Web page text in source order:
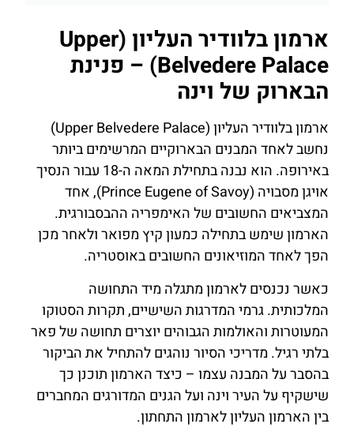
ארמון בלוודיר העליון (Upper
Belvedere Palace) – פנינת
הבארוק של וינה
ארמון בלוודיר העליון (Upper Belvedere Palace)
נחשב לאחד המבנים הבארוקיים המרשימים ביותר
באירופה. הוא נבנה בתחילת המאה ה-18 עבור הנסיך
אויגן מסבויה (Prince Eugene of Savoy), אחד
המצביאים החשובים של האימפריה ההבסבורגית.
הארמון שימש בתחילה כמעון קיץ מפואר ולאחר מכן
הפך לאחד המוזיאונים החשובים באוסטריה.
כאשר נכנסים לארמון מתגלה מיד התחושה
המלכותית. גרמי המדרגות השישיים, תקרות הסטוקו
המעוטרות והאולמות הגבוהים יוצרים תחושה של פאר
בלתי רגיל. מדריכי הסיור נוהגים להתחיל את הביקור
בהסבר על המבנה עצמו – כיצד הארמון תוכנן כך
שישקיף על העיר וינה ועל הגנים המדורגים המחברים
בין הארמון העליון לארמון התחתון.